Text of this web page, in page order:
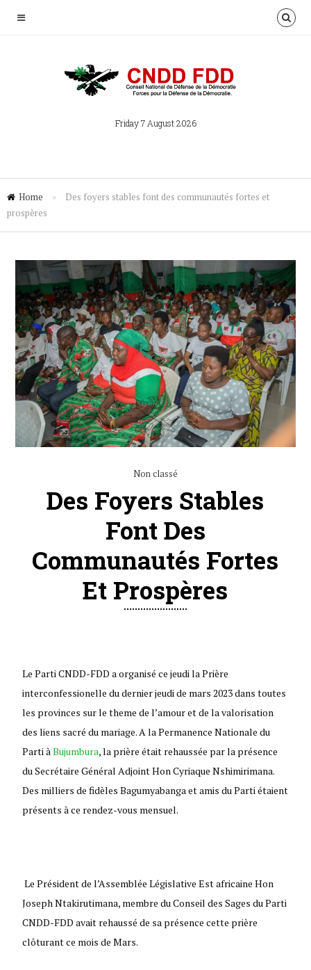
Friday 7 August 2026
Home »
Des foyers stables font des communautés fortes et
prospères
Non classé
Des Foyers Stables
Font Des
Communautés Fortes
Et Prospères
Le Parti CNDD-FDD a organisé ce jeudi laPrière
interconfessionelle du dernier jeudi de mars 2023 dans toutes
les provinces sur le theme de l’amour et de la valorisation
des liens sacré du mariage. A la Permanence Nationale du
Parti à Bujumbura, la prière était rehaussée par la présence
du Secrétaire Général Adjoint Hon Cyriaque Nshimirimana.
Des milliers de fidèles Bagumyabanga et amis du Parti étaient
présents à ce rendez-vous mensuel.
Le Président de l’Assemblée Législative Est africaine Hon
Joseph Ntakirutimana, membre du Conseil des Sages du Parti
CNDD-FDD avait rehaussé de sa présence cette prière
clôturant ce mois de Mars.